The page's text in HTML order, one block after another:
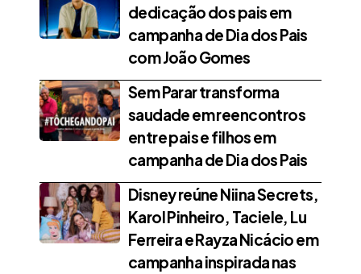
dedicação dos pais em
campanha de Dia dos Pais
com João Gomes
Sem Parar transforma
saudade em reencontros
entre pais e filhos em
campanha de Dia dos Pais
Disney reúne Niina Secrets,
Karol Pinheiro, Taciele, Lu
Ferreira e Rayza Nicácio em
campanha inspirada nas